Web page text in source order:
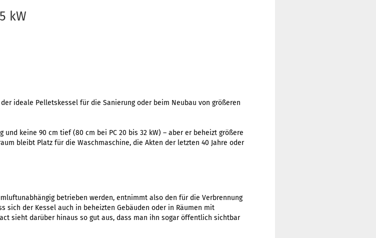
kW
ideale Pelletskessel für die Sanierung oder beim Neubau von größeren
und keine 90 cm tief (80 cm bei PC 20 bis 32 kW) – aber er beheizt größere
bleibt Platz für die Waschmaschine, die Akten der letzten 40 Jahre oder
betrieben werden, entnimmt also den für die Verbrennung
sich der Kessel auch in beheizten Gebäuden oder in Räumen mit
sieht darüber hinaus so gut aus, dass man ihn sogar öffentlich sichtbar